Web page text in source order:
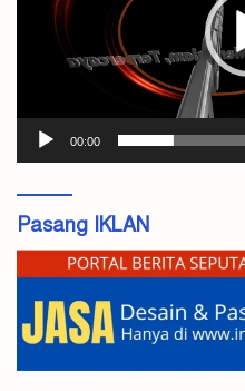
00:00
Pasang IKLAN